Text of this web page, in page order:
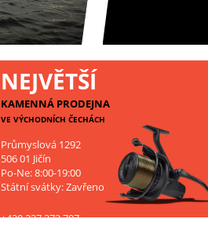
NEJVĚTŠÍ
KAMENNÁ PRODEJNA
VE VÝCHODNÍCH ČECHÁCH
Průmyslová 1292
506 01 Jičín
Po-Ne: 8:00-19:00
Státní svátky: Zavřeno
+420 227 272 797